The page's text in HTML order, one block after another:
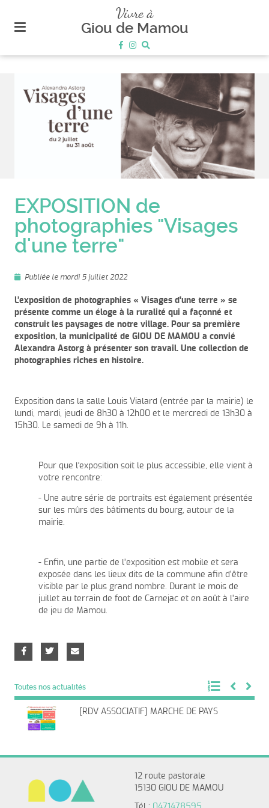
site
aller
aller au
Vivre à
Giou de Mamou
EXPOSITION de
photographies "Visages
d'une terre"
Publiée le mardi 5 juillet 2022
L’exposition de photographies « Visages d'une terre » se
présente comme un éloge à la ruralité qui a façonné et
construit les paysages de notre village. Pour sa première
exposition, la municipalité de GIOU DE MAMOU a convié
Alexandra Astorg à présenter son travail. Une collection de
photographies riches en histoire.
Exposition dans la salle Louis Vialard (entrée par la mairie) le
lundi, mardi, jeudi de 8h30 à 12h00 et le mercredi de 13h30 à
15h30. Le samedi de 9h à 11h.
Pour que l'exposition soit le plus accessible, elle vient à
votre rencontre:
- Une autre série de portraits est également présentée
sur les mûrs des bâtiments du bourg, autour de la
mairie.
- Enfin, une partie de l’exposition est mobile et sera
exposée dans les lieux dits de la commune afin d’être
visible par le plus grand nombre. Durant le mois de
juillet au terrain de foot de Carnejac et en août à l’aire
de jeu de Mamou.
Toutes nos actualités
[RDV ASSOCIATIF] MARCHE DE PAYS
12 route pastorale
15130 GIOU DE MAMOU